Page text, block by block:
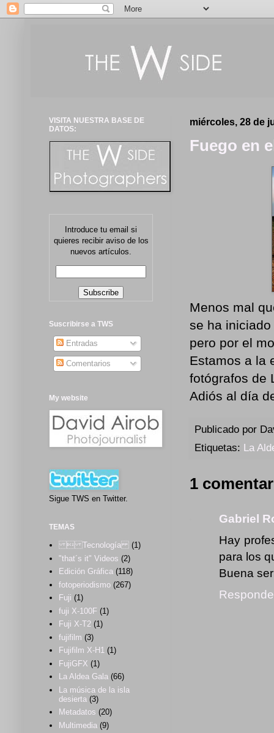
miércoles, 28 de
Fuego en
Menos mal
se ha
pero por el
Estamos a la
fotógrafos de
Adiós al día
Publicado por
Etiquetas: La
1
Gabriel
Hay
para los
Buena
VISITA NUESTRA BASE DE
DATOS:
Introduce tu email si
quieres recibir aviso de los
nuevos artículos.
Suscribirse a TWS
Entradas
Comentarios
My website
Sigue TWS en Twitter.
TEMAS
 Tecnología (1)
"that´s it" Videos (2)
Edición Gráfica (118)
fotoperiodismo (267)
Fuji (1)
fuji X-100F (1)
Fuji X-T2 (1)
fujifilm (3)
Fujifilm X-H1 (1)
FujiGFX (1)
La Aldea Gala (66)
La música de la isla
desierta (3)
Metadatos (20)
Multimedia (9)